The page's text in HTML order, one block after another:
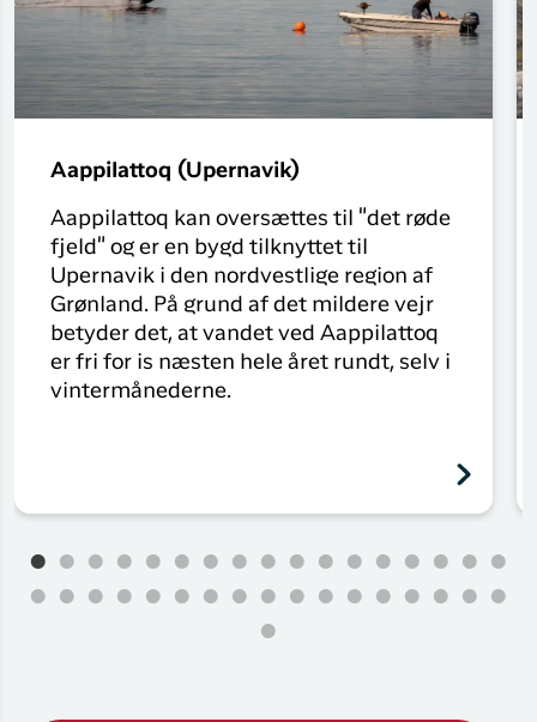
Aappilattoq (Upernavik)
Aappilattoq kan oversættes til "det røde
fjeld" og er en bygd tilknyttet til
Upernavik i den nordvestlige region af
Grønland. På grund af det mildere vejr
betyder det, at vandet ved Aappilattoq
er fri for is næsten hele året rundt, selv i
vintermånederne.